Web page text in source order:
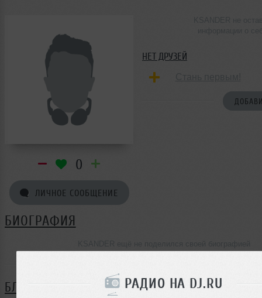
РАДИО НА DJ.RU
0
ЛИЧНОЕ СООБЩЕНИЕ
НЕТ ДРУЗЕЙ
БИОГРАФИЯ
БЛОГ